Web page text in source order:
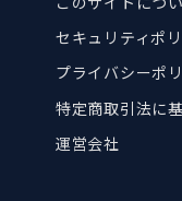
セキュリティポ
プライバシーポ
特定商取引法に
運営会社